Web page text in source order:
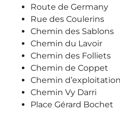
Route de Germany
Rue des Coulerins
Chemin des Sablons
Chemin du Lavoir
Chemin des Folliets
Chemin de Coppet
Chemin
Chemin Vy Darri
Place Gérard Bochet